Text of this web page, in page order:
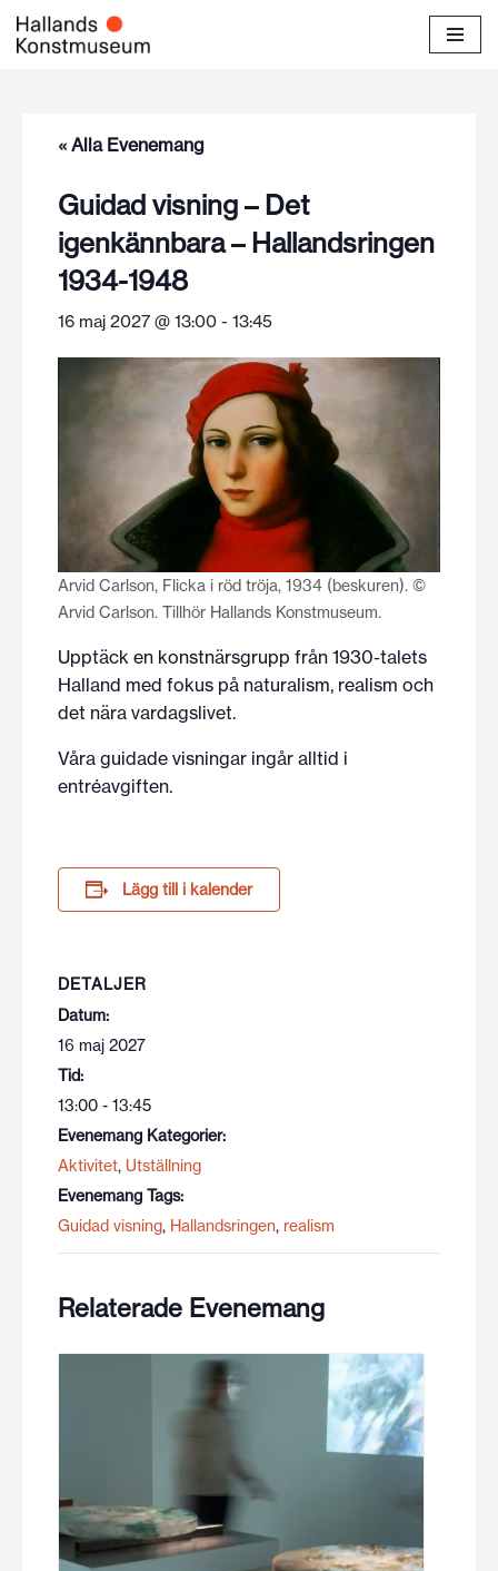
Hoppa
« Alla Evenemang
Guidad visning – Det
igenkännbara – Hallandsringen
1934-1948
16 maj 2027 @ 13:00 - 13:45
Arvid Carlson, Flicka i röd tröja, 1934 (beskuren). ©
Arvid Carlson. Tillhör Hallands Konstmuseum.
Upptäck en konstnärsgrupp från 1930-talets
Halland med fokus på naturalism, realism och
det nära vardagslivet.
Våra guidade visningar ingår alltid i
entréavgiften.
Lägg till i kalender
DETALJER
Datum:
16 maj 2027
Tid:
13:00 - 13:45
Evenemang Kategorier:
Aktivitet, Utställning
Evenemang Tags:
Guidad visning, Hallandsringen, realism
Relaterade Evenemang